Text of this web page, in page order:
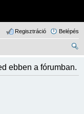
Belépés
Regisztráció
sé
ebben a fórumban.